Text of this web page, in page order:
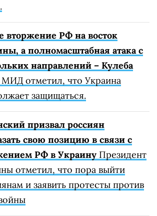
вторжение РФ на восток
а полномасштабная атака с
направлений – Кулеба
МИД отметил, что Украина
защищаться.
призвал россиян
свою позицию в связи с
РФ в Украину Президент
отметил, что пора выйти
и заявить протесты против